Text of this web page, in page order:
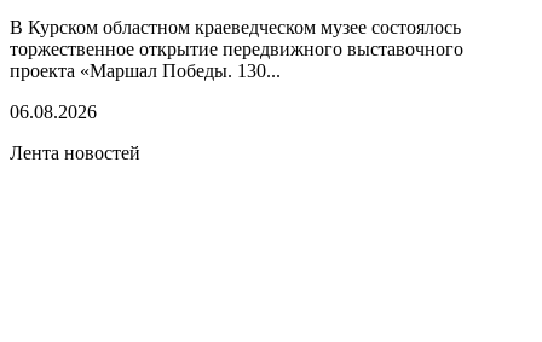
В Курском областном краеведческом музее состоялось
торжественное открытие передвижного выставочного
проекта «Маршал Победы. 130...
06.08.2026
Лента новостей